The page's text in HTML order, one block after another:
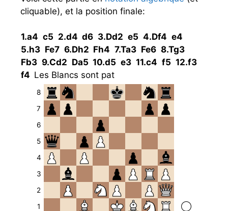
cliquable), et la position finale:
1.a4 c5 2.d4 d6 3.Dd2 e5 4.Df4 e4
5.h3 Fe7 6.Dh2 Fh4 7.Ta3 Fe6 8.Tg3
Fb3 9.Cd2 Da5 10.d5 e3 11.c4 f5 12.f3
f4 Les Blancs sont pat
8
7
6
5
4
3
2
1